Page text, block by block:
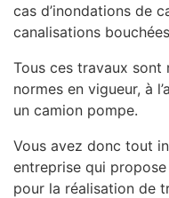
cas d’inondations de
canalisations
Tous ces travaux sont
normes en vigueur, à
un camion pompe.
Vous avez donc tout
entreprise qui
pour la réalisation de